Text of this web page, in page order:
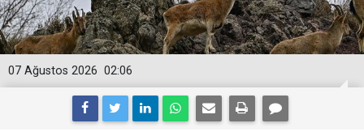
02:06
07 Ağustos 2026